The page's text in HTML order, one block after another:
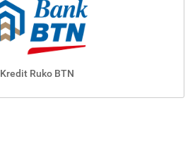
Kredit Ruko BTN